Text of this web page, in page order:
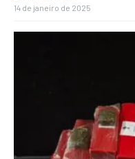
14 de janeiro de 2025